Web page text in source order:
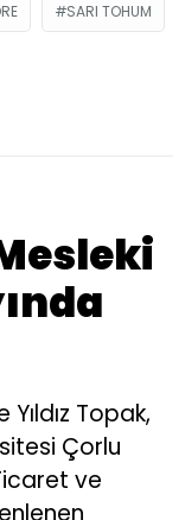
SARI TOHUM
Topak,
Çorlu
ve